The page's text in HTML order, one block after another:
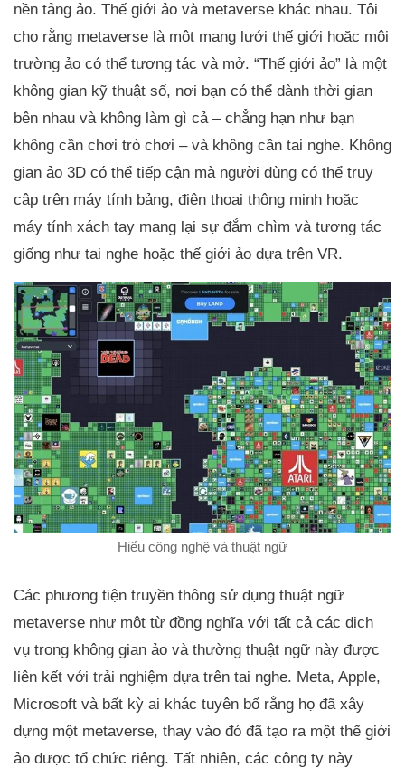
nền tảng ảo. Thế giới ảo và metaverse khác nhau. Tôi
cho rằng metaverse là một mạng lưới thế giới hoặc môi
trường ảo có thể tương tác và mở. “Thế giới ảo” là một
không gian kỹ thuật số, nơi bạn có thể dành thời gian
bên nhau và không làm gì cả – chẳng hạn như bạn
không cần chơi trò chơi – và không cần tai nghe. Không
gian ảo 3D có thể tiếp cận mà người dùng có thể truy
cập trên máy tính bảng, điện thoại thông minh hoặc
máy tính xách tay mang lại sự đắm chìm và tương tác
giống như tai nghe hoặc thế giới ảo dựa trên VR.
Hiểu công nghệ và thuật ngữ
Các phương tiện truyền thông sử dụng thuật ngữ
metaverse như một từ đồng nghĩa với tất cả các dịch
vụ trong không gian ảo và thường thuật ngữ này được
liên kết với trải nghiệm dựa trên tai nghe. Meta, Apple,
Microsoft và bất kỳ ai khác tuyên bố rằng họ đã xây
dựng một metaverse, thay vào đó đã tạo ra một thế giới
ảo được tổ chức riêng. Tất nhiên, các công ty này